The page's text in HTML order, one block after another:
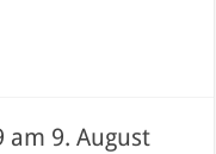
am 9. August